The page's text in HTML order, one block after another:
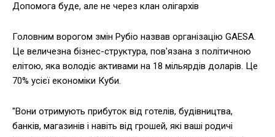
Допомога буде, але не через клан олігархів
Головним ворогом змін Рубіо назвав організацію GAESA.
Це величезна бізнес-структура, пов'язана з політичною
елітою, яка володіє активами на 18 мільярдів доларів. Це
70% усієї економіки Куби.
"Вони отримують прибуток від готелів, будівництва,
банків, магазинів і навіть від грошей, які ваші родичі